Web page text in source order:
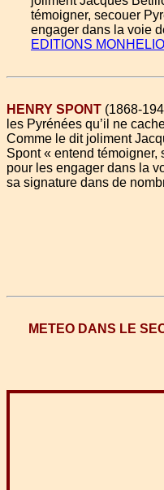
témoigner, secouer
engager dans la voie
EDITIONS
HENRY SPONT (1868-
les Pyrénées qu’il ne
Comme le dit joliment
Spont « entend
pour les engager dans la
sa signature dans de
METEO DANS LE